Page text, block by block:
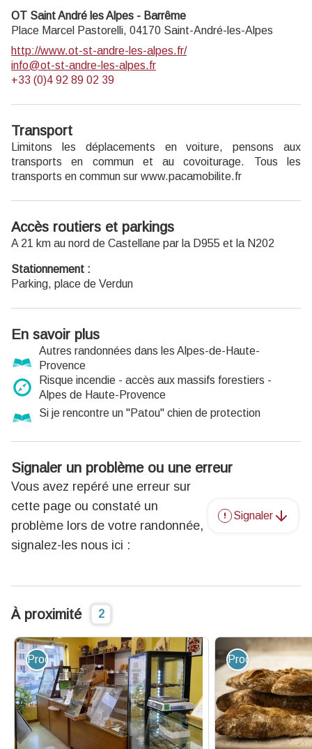
OT Saint André les Alpes - Barrême
Place Marcel Pastorelli, 04170 Saint-André-les-Alpes
http://www.ot-st-andre-les-alpes.fr/
info@ot-st-andre-les-alpes.fr
+33 (0)4 92 89 02 39
Transport
Limitons les déplacements en voiture, pensons aux
transports en commun et au covoiturage. Tous les
transports en commun sur www.pacamobilite.fr
Accès routiers et parkings
A 21 km au nord de Castellane par la D955 et la N202
Stationnement :
Parking, place de Verdun
En savoir plus
Autres randonnées dans les Alpes-de-Haute-
Provence
Risque incendie - accès aux massifs forestiers -
Alpes de Haute-Provence
Si je rencontre un "Patou" chien de protection
Signaler un problème ou une erreur
Vous avez repéré une erreur sur
cette page ou constaté un
problème lors de votre randonnée,
signalez-les nous ici :
Signaler
À proximité 2
Produit du terroir et artisanat Produit du